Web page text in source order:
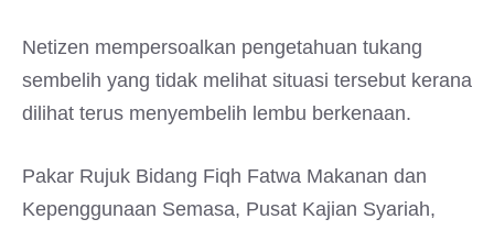
Netizen mempersoalkan pengetahuan tukang
sembelih yang tidak melihat situasi tersebut kerana
dilihat terus menyembelih lembu berkenaan.
Pakar Rujuk Bidang Fiqh Fatwa Makanan dan
Kepenggunaan Semasa, Pusat Kajian Syariah,